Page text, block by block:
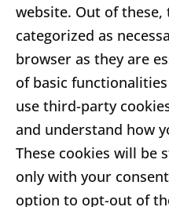
website. Out of
categorized as
browser as they are
of basic
use third-party
and understand how
These cookies will be
only with your
option to opt-out of